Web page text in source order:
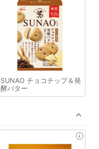
SUNAO チョコチップ＆発
酵バター